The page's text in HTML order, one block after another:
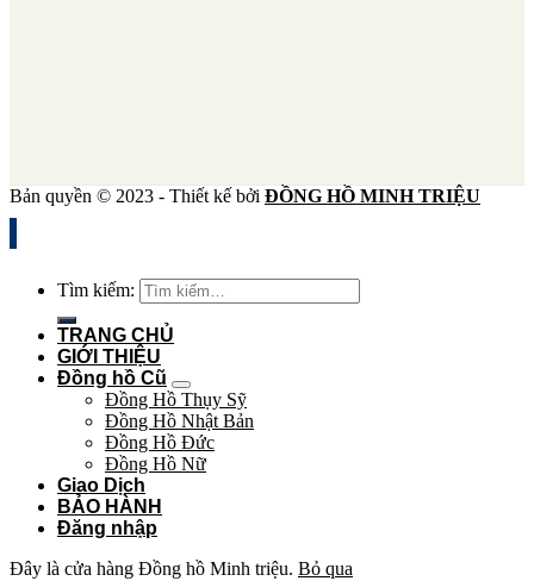
Bản quyền © 2023 - Thiết kế bởi ĐỒNG HỒ MINH TRIỆU
Tìm kiếm:
TRANG CHỦ
GIỚI THIỆU
Đồng hồ Cũ
Đồng Hồ Thụy Sỹ
Đồng Hồ Nhật Bản
Đồng Hồ Đức
Đồng Hồ Nữ
Giao Dịch
BẢO HÀNH
Đăng nhập
Đây là cửa hàng Đồng hồ Minh triệu. Bỏ qua